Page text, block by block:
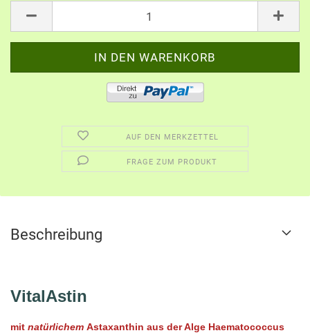
AUF DEN MERKZETTEL
FRAGE ZUM PRODUKT
Beschreibung
VitalAstin
mit natürlichem Astaxanthin aus der Alge Haematococcus